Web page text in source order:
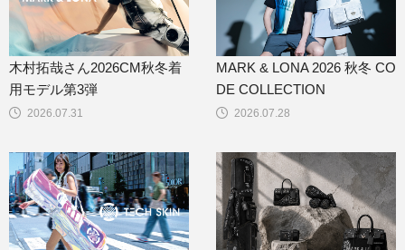
2026.07.31
木村拓哉さん2026CM秋冬着
用モデル第3弾
2026.07.28
MARK & LONA 2026 秋冬 CO
DE COLLECTION